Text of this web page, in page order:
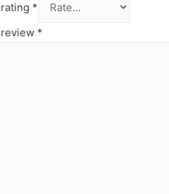
*
*